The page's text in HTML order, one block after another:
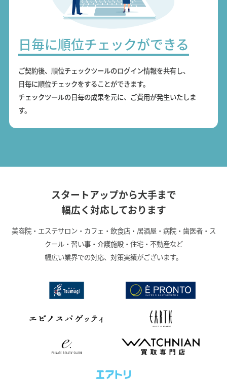
日毎に順位チェックができる
ご契約後、順位チェックツールのログイン情報を共有し、
日毎に順位チェックをすることができます。
チェックツールの日毎の成果を元に、ご費用が発生いたしま
す。
スタートアップから大手まで
幅広く対応しております
美容院・エステサロン・カフェ・飲食店・居酒屋・病院・歯医者・ス
クール・習い事・介護施設・住宅・不動産など
幅広い業界での対応、対策実績がございます。